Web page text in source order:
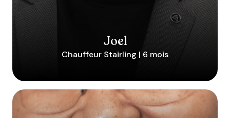
Joel
Chauffeur Stairling | 6 mois